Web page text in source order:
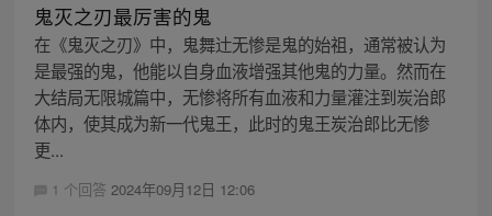
鬼灭之刃最厉害的鬼
在《鬼灭之刃》中，鬼舞辻无惨是鬼的始祖，通常被认为
是最强的鬼，他能以自身血液增强其他鬼的力量。然而在
大结局无限城篇中，无惨将所有血液和力量灌注到炭治郎
体内，使其成为新一代鬼王，此时的鬼王炭治郎比无惨
更...
1 个回答 2024年09月12日 12:06